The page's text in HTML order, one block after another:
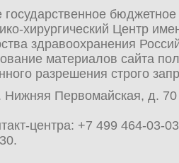
хирургический Центр
здравоохранения
материалов сайта
разрешения строго
Нижняя Первомайская, д.
центра: +7 499 464-03-03